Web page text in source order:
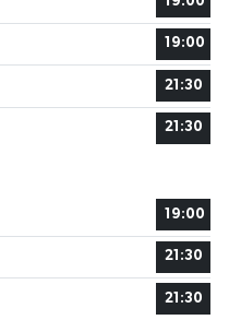
19:00
21:30
21:30
19:00
21:30
21:30